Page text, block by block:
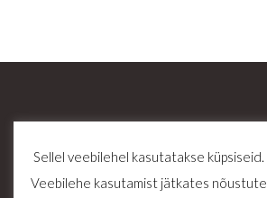
Sellel veebilehel kasutatakse küpsiseid.
Veebilehe kasutamist jätkates nõustute